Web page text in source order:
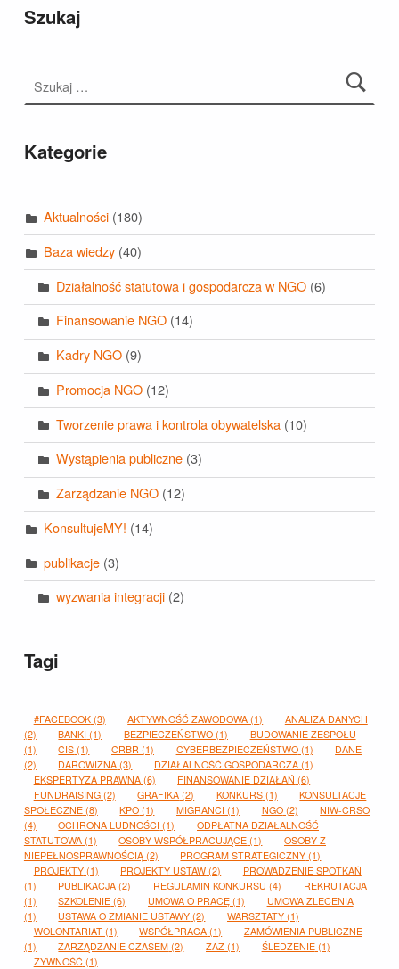
Szukaj
Kategorie
Aktualności(180)
Baza wiedzy(40)
Działalność statutowa i gospodarcza w NGO (6)
Finansowanie NGO (14)
Kadry NGO (9)
Promocja NGO (12)
Tworzenie prawa i kontrola obywatelska (10)
Wystąpienia publiczne (3)
Zarządzanie NGO (12)
KonsultujeMY! (14)
publikacje(3)
wyzwania integracji (2)
Tagi
#FACEBOOK(3) AKTYWNOŚĆ ZAWODOWA (1)
ANALIZA DANYCH
(2)
BANKI (1) BEZPIECZEŃSTWO (1)
BUDOWANIE ZESPOŁU
(1)
CIS (1) CRBR (1) CYBERBEZPIECZEŃSTWO(1)
DANE
(2)
DAROWIZNA (3) DZIAŁALNOŚĆ GOSPODARCZA (1)
EKSPERTYZA PRAWNA(6) FINANSOWANIE DZIAŁAŃ (6)
FUNDRAISING(2) GRAFIKA (2) KONKURS(1)
KONSULTACJE
SPOŁECZNE(8) KPO (1) MIGRANCI (1) NGO(2)
NIW-CRSO
(4)
OCHRONA LUDNOŚCI (1)
ODPŁATNA DZIAŁALNOŚĆ
STATUTOWA(1) OSOBY WSPÓŁPRACUJĄCE (1)
OSOBY Z
NIEPEŁNOSPRAWNOŚCIĄ(2) PROGRAM STRATEGICZNY (1)
PROJEKTY(1) PROJEKTY USTAW (2)
PROWADZENIE SPOTKAŃ
(1)
PUBLIKACJA (2) REGULAMIN KONKURSU (4)
REKRUTACJA
(1)
SZKOLENIE (6) UMOWA O PRACĘ (1)
UMOWA ZLECENIA
(1)
USTAWA O ZMIANIE USTAWY (2) WARSZTATY (1)
WOLONTARIAT(1) WSPÓŁPRACA (1)
ZAMÓWIENIA PUBLICZNE
(1)
ZARZĄDZANIE CZASEM (2) ZAZ (1) ŚLEDZENIE(1)
ŻYWNOŚĆ(1)